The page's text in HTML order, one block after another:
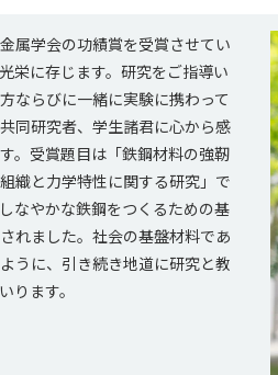
属学会の功績賞を受賞させてい
栄に存じます。研究をご指導い
ならびに一緒に実験に携わって
同研究者、学生諸君に心から感
。受賞題目は「鉄鋼材料の強靭
織と力学特性に関する研究」で
なやかな鉄鋼をつくるための基
れました。社会の基盤材料であ
うに、引き続き地道に研究と教
ります。